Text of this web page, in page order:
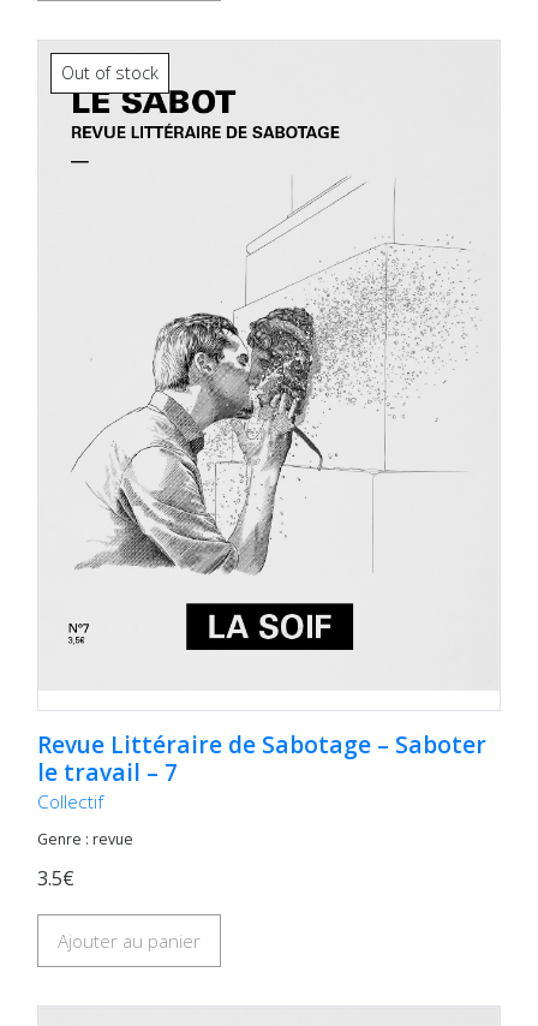
Out of stock
Revue Littéraire de Sabotage – Saboter
le travail – 7
Collectif
Genre : revue
3.5€
Ajouter au panier